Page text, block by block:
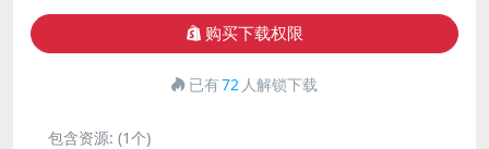
购买下载权限
已有72 人解锁下载
包含资源: (1个)